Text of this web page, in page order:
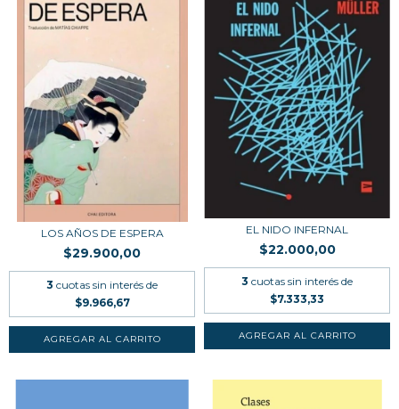
LOS AÑOS DE ESPERA
$29.900,00
3 cuotas sin interés de
$9.966,67
EL NIDO INFERNAL
$22.000,00
3 cuotas sin interés de
$7.333,33